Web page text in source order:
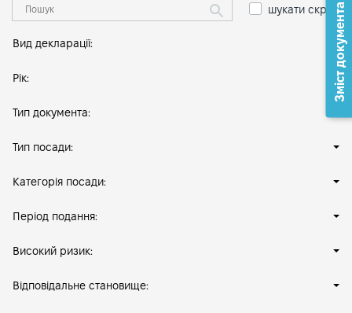
шукати скрізь
Вид декларації:
Рік:
Тип документа:
Тип посади:
Категорія посади:
Період подання:
Високий ризик:
Відповідальне становище:
Зміст документа